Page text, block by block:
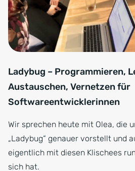
Ladybug – Programmieren,
Austauschen, Vernetzen für
Softwareentwicklerinnen
Wir sprechen heute mit Olea, die
„Ladybug“ genauer vorstellt und
eigentlich mit diesen Klischees
sich hat.